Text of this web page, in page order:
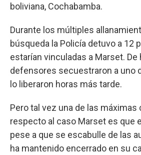
boliviana, Cochabamba.
Durante los múltiples
búsqueda la Policía detuvo a 12
estarían vinculadas a Marset. De
defensores secuestraron a uno
lo liberaron horas más tarde.
Pero tal vez una de las
respecto al caso Marset es que
pese a que se escabulle de las
ha mantenido encerrado en su